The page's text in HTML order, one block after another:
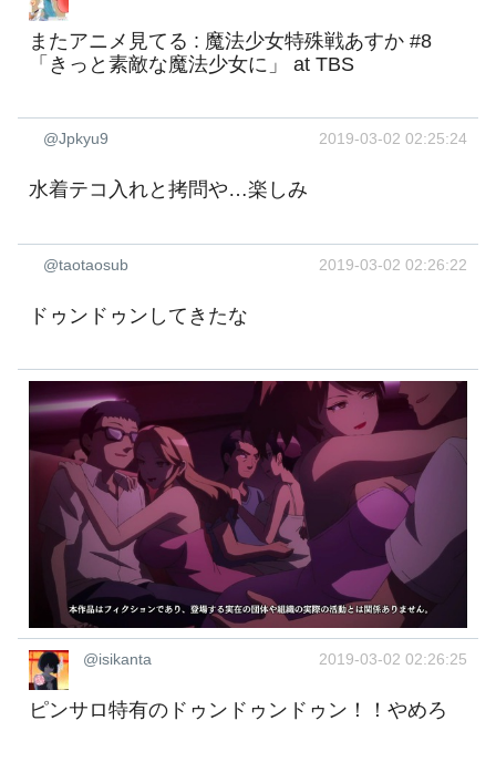
またアニメ見てる : 魔法少女特殊戦あすか #8
「きっと素敵な魔法少女に」 at TBS
@Jpkyu9 2019-03-02 02:25:24
水着テコ入れと拷問や…楽しみ
@taotaosub 2019-03-02 02:26:22
ドゥンドゥンしてきたな
@isikanta 2019-03-02 02:26:25
ピンサロ特有のドゥンドゥンドゥン！！やめろ